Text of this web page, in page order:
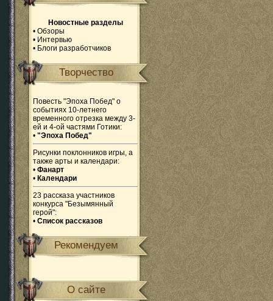
Новостные разделы
• Обзоры
• Интервью
• Блоги разработчиков
Творчество
Повесть "Эпоха Побед" о
событиях 10-летнего
временного отрезка между 3-
ей и 4-ой частями Готики:
• "Эпоха Побед"
Рисунки поклонников игры, а
также арты и календари:
• Фанарт
• Календари
23 рассказа участников
конкурса "Безымянный
герой":
• Список рассказов
Рекомендуем
О сайте